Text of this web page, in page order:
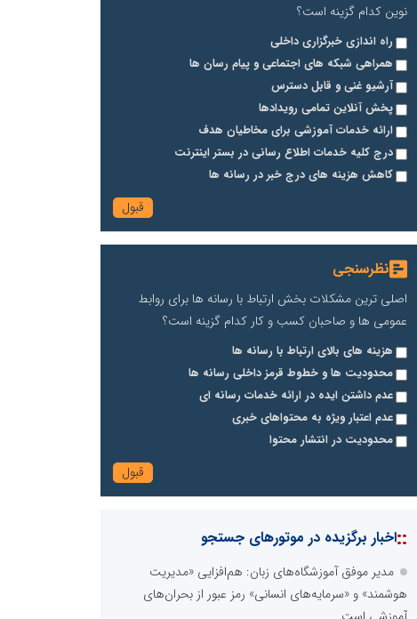
نوین کدام گزینه است؟
راه اندازی خبرگزاری داخلی
همراهی شبکه های اجتماعی و پیام رسان ها
آرشیو غنی و قابل دسترس
پخش آنلاین تمامی رویدادها
ارائه خدمات آموزشی برای مخاطیان هدف
درج کلیه خدمات اطلاع رسانی در بستر اینترنت
کاهش هزینه های درج خبر در رسانه ها
نظرسنجی
اصلی ترین مشکلات بخش ارتباط با رسانه ها برای روابط
عمومی ها و صاحبان کسب و کار کدام گزینه است؟
هزینه های بالای ارتباط با رسانه ها
محدودیت ها و خطوط قرمز داخلی رسانه ها
عدم داشتن ایده در ارائه خدمات رسانه ای
عدم اعتبار ویژه به محتواهای خبری
محدودیت در انتشار محتوا
::اخبار برگزیده در موتورهای جستجو
مدیر موفق آموزشگاه‌های زبان: هم‌افزایی «مدیریت
هوشمند» و «سرمایه‌های انسانی» رمز عبور از بحران‌های